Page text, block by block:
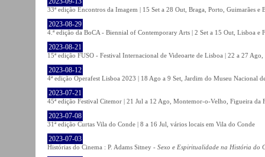
33ª edição Encontros da Imagem | 15 Set a 28 Out, Braga, Porto, Guimarães e
2023-08-29
4.ª edição da BoCA - Biennial of Contemporary Arts | 2 Set a 15 Out, Lisboa e
2023-08-21
15ª edição FUSO - Festival Internacional de Videoarte de Lisboa | 22 a 27
2023-08-12
4ª edição Operafest Lisboa 2023 | 18 Ago a 9 Set, Jardim do Museu Nacional
2023-07-21
45ª edição Festival Citemor | 21 Jul a 12 Ago, Montemor-o-Velho, Figueira da
2023-07-08
31ª edição Curtas Vila do Conde | 8 a 16 Jul, vários locais em Vila do Conde
2023-07-03
Histórias do Cinema : P. Adams Sitney - Sexo e Espiritualidade na História do